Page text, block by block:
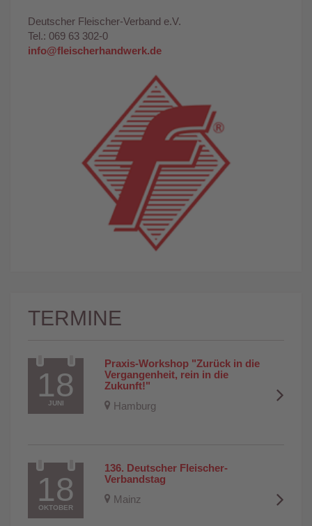
Deutscher Fleischer-Verband e.V.
Tel.: 069 63 302-0
info@fleischerhandwerk.de
TERMINE
18
JUNI
Praxis-Workshop "Zurück in die
Vergangenheit, rein in die
Zukunft!"
Hamburg
18
OKTOBER
136. Deutscher Fleischer-
Verbandstag
Mainz